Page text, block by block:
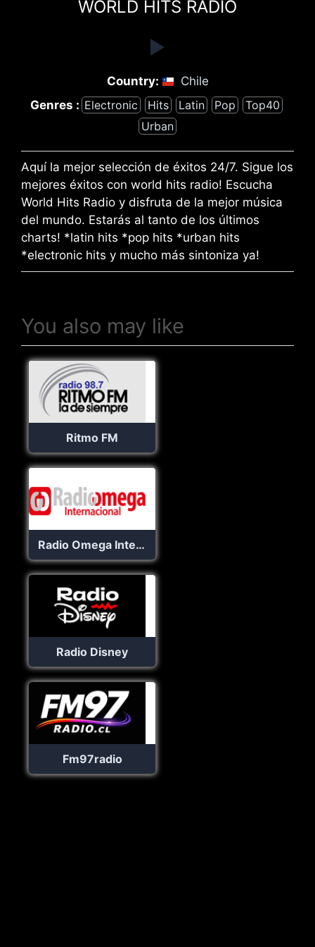
WORLD HITS RADIO
Country:
Chile
Genres : Electronic Hits Latin Pop
Top40
Urban
Aquí la mejor selección de éxitos 24/7. Sigue los
mejores éxitos con world hits radio! Escucha
World Hits Radio y disfruta de la mejor música
del mundo. Estarás al tanto de los últimos
charts! *latin hits *pop hits *urban hits
*electronic hits y mucho más sintoniza ya!
You also may like
Ritmo FM
Radio Omega Internacional
Radio Disney
Fm97radio